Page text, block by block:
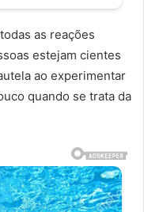
as reações
estejam cientes
ao experimentar
quando se trata da